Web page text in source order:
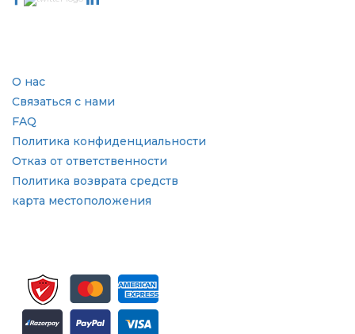
О нас
Связаться с нами
FAQ
Политика конфиденциальности
Отказ от ответственности
Политика возврата средств
карта местоположения